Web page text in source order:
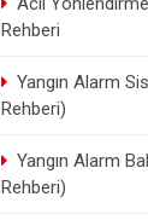
Rehberi
Yangın Alarm
Rehberi)
Yangın Alarm
Rehberi)